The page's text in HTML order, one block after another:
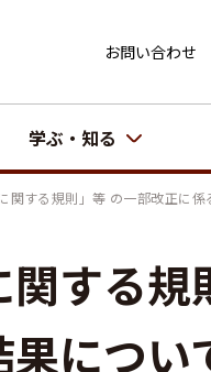
お問い合わせ
学ぶ・知る
関する規則」等 の一部改正に
関する
につい